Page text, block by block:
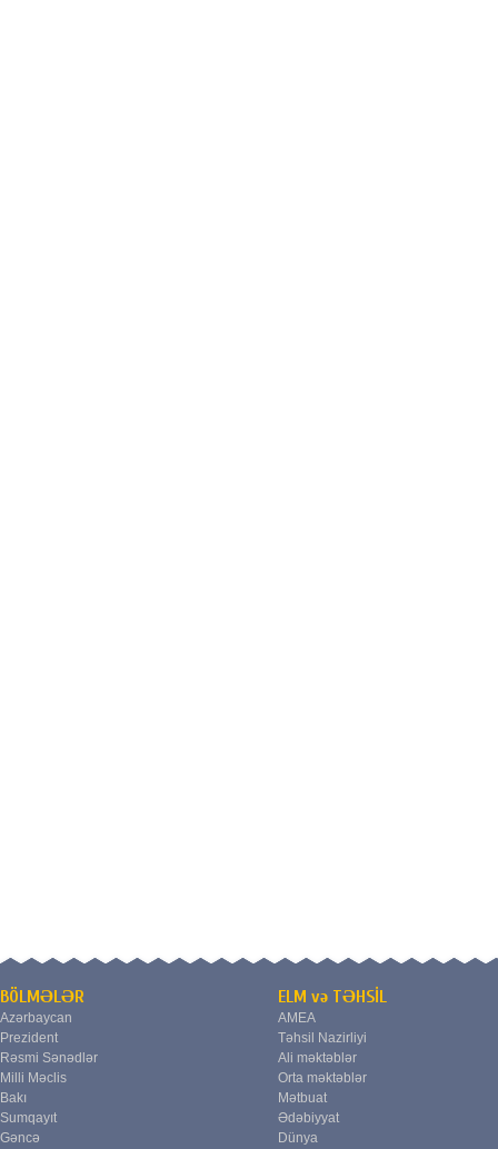
BÖLMƏLƏR
Azərbaycan
Prezident
Rəsmi Sənədlər
Milli Məclis
Bakı
Sumqayıt
Gəncə
ELM və TƏHSİL
AMEA
Təhsil Nazirliyi
Ali məktəblər
Orta məktəblər
Mətbuat
Ədəbiyyat
Dünya